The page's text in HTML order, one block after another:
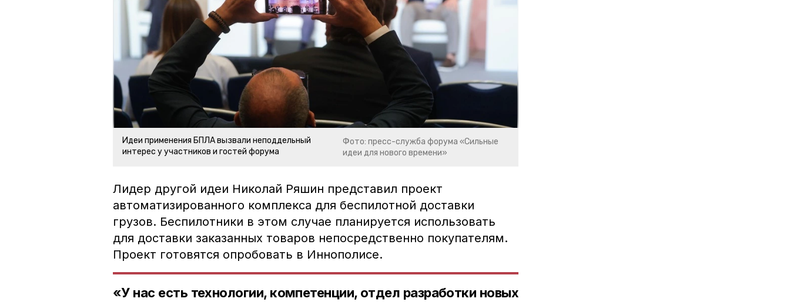
Идеи применения БПЛА вызвали неподдельный
интерес у участников и гостей форума
Фото: пресс-служба форума «Сильные
идеи для нового времени»
Лидер другой идеи Николай Ряшин представил проект
автоматизированного комплекса для беспилотной доставки
грузов. Беспилотники в этом случае планируется использовать
для доставки заказанных товаров непосредственно покупателям.
Проект готовятся опробовать в Иннополисе.
«У нас есть технологии, компетенции, отдел разработки новых